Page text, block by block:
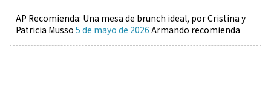
AP Recomienda: Una mesa de brunch ideal, por Cristina y
Patricia Musso5 de mayo de 2026Armando recomienda